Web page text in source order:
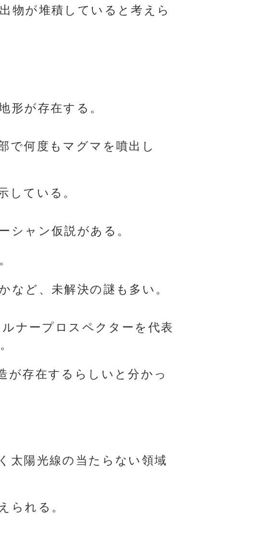
物が堆積していると考えら
が存在する。
で何度もマグマを噴出し
ている。
シャン仮説がある。
ど、未解決の謎も多い。
ナープロスペクターを代表
が存在するらしいと分かっ
太陽光線の当たらない領域
られる。